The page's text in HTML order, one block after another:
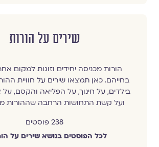
שירים על הורות
הורות מכניסה יחידים וזוגות למקום
בחייהם. כאן תמצאו שירים על חוויית
בילדים, על חינוך, על הפליאה והקסם,
ועל קשת התחושות הרחבה שההורות
238 פוסטים
לכל הפוסטים בנושא שירים על